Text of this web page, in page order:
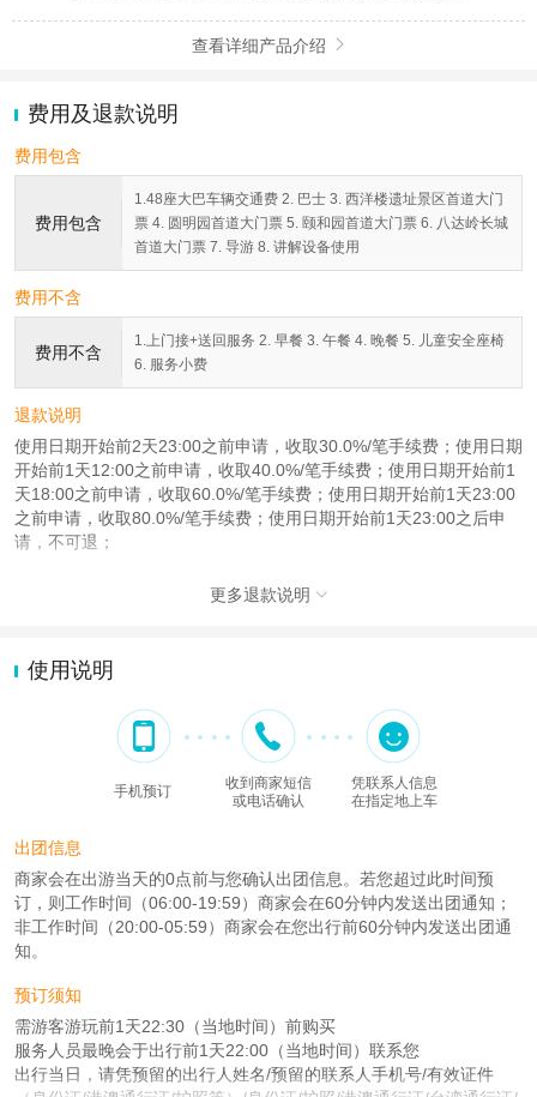
查看详细产品介绍 
费用及退款说明
费用包含
费用包含
1.48座大巴车辆交通费 2. 巴士 3. 西洋楼遗址景区首道大门
票 4. 圆明园首道大门票 5. 颐和园首道大门票 6. 八达岭长城
首道大门票 7. 导游 8. 讲解设备使用
费用不含
费用不含
1.上门接+送回服务 2. 早餐 3. 午餐 4. 晚餐 5. 儿童安全座椅
6. 服务小费
退款说明
使用日期开始前2天23:00之前申请，收取30.0%/笔手续费；使用日期
开始前1天12:00之前申请，收取40.0%/笔手续费；使用日期开始前1
天18:00之前申请，收取60.0%/笔手续费；使用日期开始前1天23:00
之前申请，收取80.0%/笔手续费；使用日期开始前1天23:00之后申
请，不可退；
更多退款说明 
使用说明
手机预订
收到商家短信
或电话确认
凭联系人信息
在指定地上车
出团信息
商家会在出游当天的0点前与您确认出团信息。若您超过此时间预
订，则工作时间（06:00-19:59）商家会在60分钟内发送出团通知；
非工作时间（20:00-05:59）商家会在您出行前60分钟内发送出团通
知。
预订须知
需游客游玩前1天22:30（当地时间）前购买
服务人员最晚会于出行前1天22:00（当地时间）联系您
出行当日，请凭预留的出行人姓名/预留的联系人手机号/有效证件